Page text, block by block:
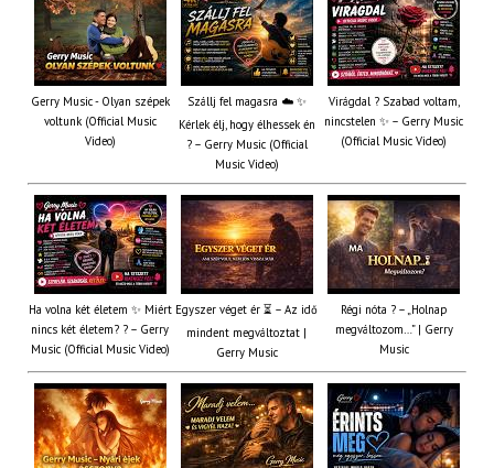
Gerry Music - Olyan szépek
voltunk (Official Music
Video)
Szállj fel magasra ☁️ ✨
Kérlek élj, hogy élhessek én
? – Gerry Music (Official
Music Video)
Virágdal ? Szabad voltam,
nincstelen ✨ – Gerry Music
(Official Music Video)
Ha volna két életem ✨ Miért
nincs két életem? ? – Gerry
Music (Official Music Video)
Egyszer véget ér ⏳ – Az idő
mindent megváltoztat |
Gerry Music
Régi nóta ? – „Holnap
megváltozom…” | Gerry
Music